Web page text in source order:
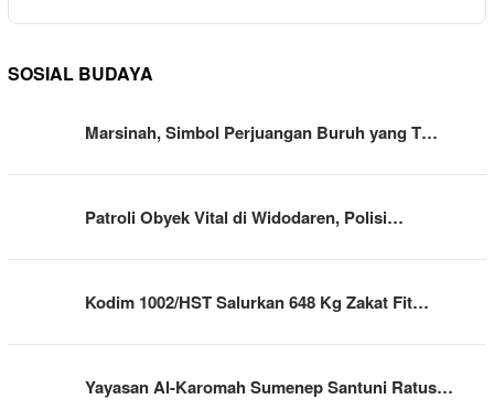
SOSIAL BUDAYA
Marsinah, Simbol Perjuangan Buruh yang T…
Patroli Obyek Vital di Widodaren, Polisi…
Kodim 1002/HST Salurkan 648 Kg Zakat Fit…
Yayasan Al-Karomah Sumenep Santuni Ratus…